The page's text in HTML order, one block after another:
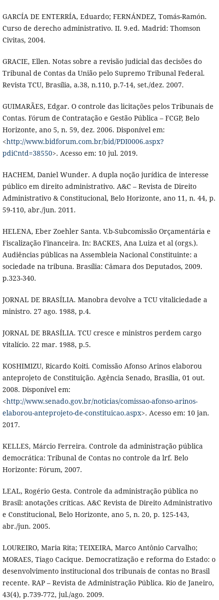
GARCÍA DE ENTERRÍA, Eduardo; FERNÁNDEZ, Tomás-Ramón.
Curso de derecho administrativo. II. 9.ed. Madrid: Thomson
Civitas, 2004.
GRACIE, Ellen. Notas sobre a revisão judicial das decisões do
Tribunal de Contas da União pelo Supremo Tribunal Federal.
Revista TCU, Brasília, a.38, n.110, p.7-14, set./dez. 2007.
GUIMARÃES, Edgar. O controle das licitações pelos Tribunais de
Contas. Fórum de Contratação e Gestão Pública – FCGP, Belo
Horizonte, ano 5, n. 59, dez. 2006. Disponível em:
<http://www.bidforum.com.br/bid/PDI0006.aspx?
pdiCntd=38550>. Acesso em: 10 jul. 2019.
HACHEM, Daniel Wunder. A dupla noção jurídica de interesse
público em direito administrativo. A&C – Revista de Direito
Administrativo & Constitucional, Belo Horizonte, ano 11, n. 44, p.
59-110, abr./jun. 2011.
HELENA, Eber Zoehler Santa. V.b-Subcomissão Orçamentária e
Fiscalização Financeira. In: BACKES, Ana Luiza et al (orgs.).
Audiências públicas na Assembleia Nacional Constituinte: a
sociedade na tribuna. Brasília: Câmara dos Deputados, 2009.
p.323-340.
JORNAL DE BRASÍLIA. Manobra devolve a TCU vitaliciedade a
ministro. 27 ago. 1988, p.4.
JORNAL DE BRASÍLIA. TCU cresce e ministros perdem cargo
vitalício. 22 mar. 1988, p.5.
KOSHIMIZU, Ricardo Koiti. Comissão Afonso Arinos elaborou
anteprojeto de Constituição. Agência Senado, Brasília, 01 out.
2008. Disponível em:
<http://www.senado.gov.br/noticias/comissao-afonso-arinos-
elaborou-anteprojeto-de-constituicao.aspx>. Acesso em: 10 jan.
2017.
KELLES, Márcio Ferreira. Controle da administração pública
democrática: Tribunal de Contas no controle da lrf. Belo
Horizonte: Fórum, 2007.
LEAL, Rogério Gesta. Controle da administração pública no
Brasil: anotações críticas. A&C Revista de Direito Administrativo
e Constitucional, Belo Horizonte, ano 5, n. 20, p. 125-143,
abr./jun. 2005.
LOUREIRO, Maria Rita; TEIXEIRA, Marco Antônio Carvalho;
MORAES, Tiago Cacique. Democratização e reforma do Estado: o
desenvolvimento institucional dos tribunais de contas no Brasil
recente. RAP – Revista de Administração Pública. Rio de Janeiro,
43(4), p.739-772, jul./ago. 2009.